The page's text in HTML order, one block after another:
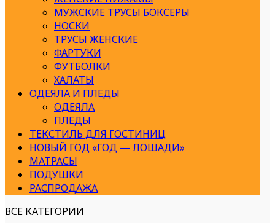
МУЖСКИЕ ТРУСЫ БОКСЕРЫ
НОСКИ
ТРУСЫ ЖЕНСКИЕ
ФАРТУКИ
ФУТБОЛКИ
ХАЛАТЫ
ОДЕЯЛА И ПЛЕДЫ
ОДЕЯЛА
ПЛЕДЫ
ТЕКСТИЛЬ ДЛЯ ГОСТИНИЦ
НОВЫЙ ГОД «ГОД — ЛОШАДИ»
МАТРАСЫ
ПОДУШКИ
РАСПРОДАЖА
ВСЕ КАТЕГОРИИ